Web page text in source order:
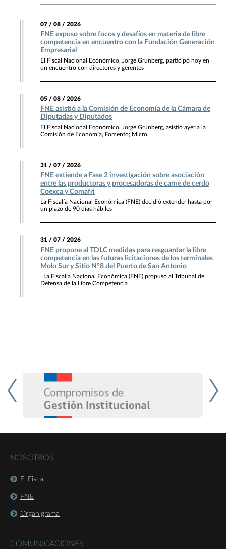
07 / 08 / 2026
FNE expuso sobre focos y desafíos en materia de libre
competencia en encuentro con la Fundación Generación
Empresarial
El Fiscal Nacional Económico, Jorge Grunberg, participó hoy en
un encuentro con directores y gerentes
05 / 08 / 2026
FNE asistió a la Comisión de Economía de la Cámara de
Diputadas y Diputados
El Fiscal Nacional Económico, Jorge Grunberg, asistió ayer a la
Comisión de Economía, Fomento; Micro,
31 / 07 / 2026
FNE extiende a Fase 2 investigación sobre asociación
entre las productoras y procesadoras de carne de cerdo
Coexca y Comafri
La Fiscalía Nacional Económica (FNE) decidió extender hasta por
un plazo de 90 días hábiles
31 / 07 / 2026
FNE propone al TDLC medidas para resguardar la libre
competencia en las futuras licitaciones de los terminales
Molo Sur y Sitio N°8 del Puerto de San Antonio
La Fiscalía Nacional Económica (FNE) propuso al Tribunal de
Defensa de la Libre Competencia
NOSOTROS
El Fiscal
FNE
Organigrama
COMUNICACIONES